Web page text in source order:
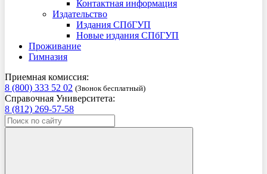
Контактная информация
Издательство
Издания СПбГУП
Новые издания СПбГУП
Проживание
Гимназия
Приемная комиссия:
8 (800) 333 52 02 (Звонок бесплатный)
Справочная Университета:
8 (812) 269-57-58